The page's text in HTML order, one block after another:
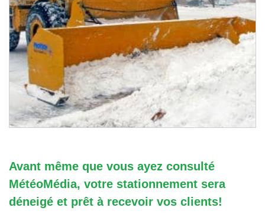
Avant même que vous ayez consulté
MétéoMédia, votre stationnement sera
déneigé et prêt à recevoir vos clients!